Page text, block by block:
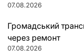
07.08.2026
Громадський
через ремонт
07.08.2026